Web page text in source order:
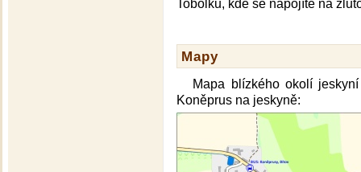
Tobolku, kde se napojíte na
Mapy
Mapa blízkého okolí
Koněprus na jeskyně: